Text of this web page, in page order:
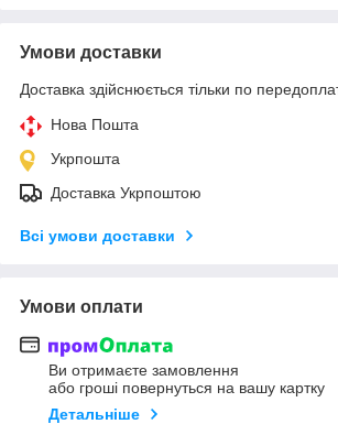
Умови доставки
Доставка здійснюється тільки по
Нова Пошта
Укрпошта
Доставка Укрпоштою
Всі умови доставки
Умови оплати
Ви отримаєте замовлення
або гроші повернуться на вашу картку
Детальніше